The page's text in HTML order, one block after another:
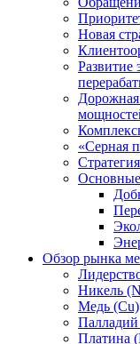
Новая
Развитие
«Серная
Обзор рынка
Никель
Медь (Cu)
Палладий
Платина